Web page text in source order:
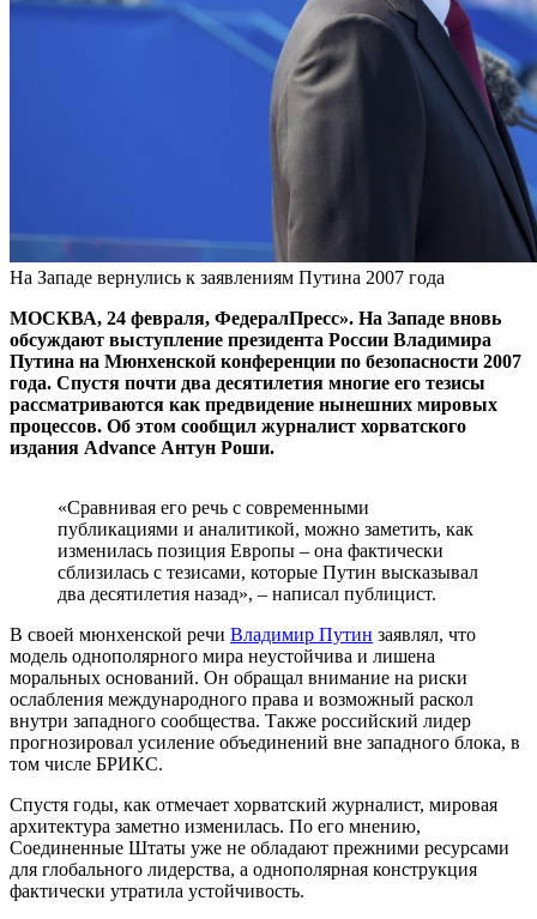
На Западе вернулись к заявлениям Путина 2007 года
МОСКВА, 24 февраля, ФедералПресс». На Западе вновь
обсуждают выступление президента России Владимира
Путина на Мюнхенской конференции по безопасности 2007
года. Спустя почти два десятилетия многие его тезисы
рассматриваются как предвидение нынешних мировых
процессов. Об этом сообщил журналист хорватского
издания Advance Антун Роши.
«Сравнивая его речь с современными
публикациями и аналитикой, можно заметить, как
изменилась позиция Европы – она фактически
сблизилась с тезисами, которые Путин высказывал
два десятилетия назад», – написал публицист.
В своей мюнхенской речи Владимир Путин заявлял, что
модель однополярного мира неустойчива и лишена
моральных оснований. Он обращал внимание на риски
ослабления международного права и возможный раскол
внутри западного сообщества. Также российский лидер
прогнозировал усиление объединений вне западного блока, в
том числе БРИКС.
Спустя годы, как отмечает хорватский журналист, мировая
архитектура заметно изменилась. По его мнению,
Соединенные Штаты уже не обладают прежними ресурсами
для глобального лидерства, а однополярная конструкция
фактически утратила устойчивость.